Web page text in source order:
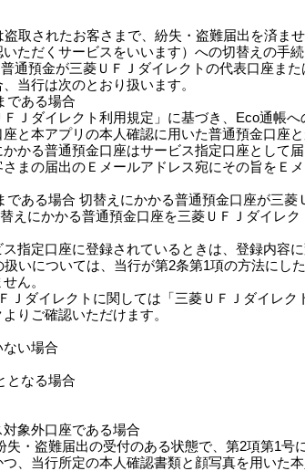
取されたお客さまで、紛失・盗難届出を済ま
ただくサービスをいいます）への切替えの手
預金が三菱ＵＦＪダイレクトの代表口座ま
当行は次のとおり扱います。
である場合
Ｊダイレクト利用規定」に基づき、Eco通帳
と本アプリの本人確認に用いた普通預金口座
かる普通預金口座はサービス指定口座として
まの届出のＥメールアドレス宛にその旨をＥ
ある場合 切替えにかかる普通預金口座が三
にかかる普通預金口座を三菱ＵＦＪダイレ
指定口座に登録されているときは、登録内容に
いについては、当行が第2条第1項の方法にし
ん。
ダイレクトに関しては「三菱ＵＦＪダイレ
りご確認いただけます。
い場合
となる場合
象外口座である場合
・盗難届出の受付のある状態で、第2項第1
、当行所定の本人確認書類と顔写真を用いた